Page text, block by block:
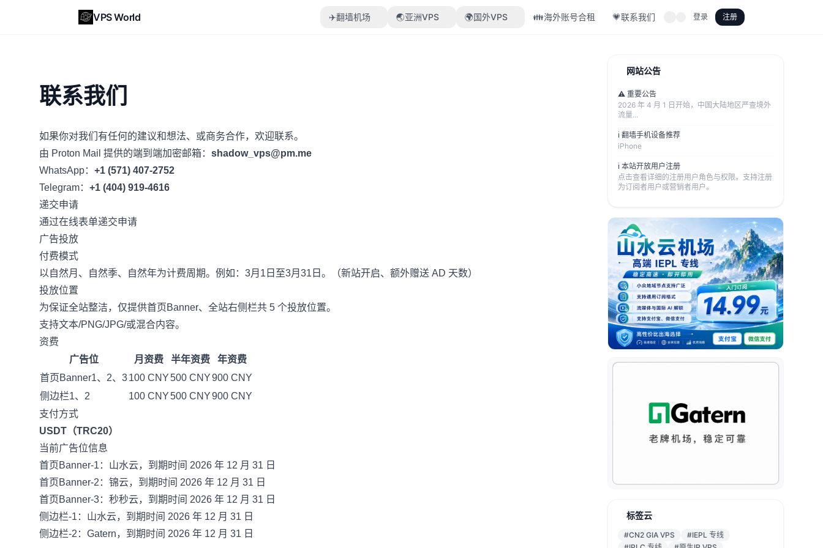
VPS World ✈️翻墙机场 🌏亚洲VPS 🌍国外VPS 👪海外账号合租 💗联系我们 登录 注册
联系我们
如果你对我们有任何的建议和想法、或商务合作，欢迎联系。
由 Proton Mail 提供的端到端加密邮箱： shadow_vps@pm.me
WhatsApp： +1 (571) 407-2752
Telegram： +1 (404) 919-4616
递交申请
通过在线表单递交申请
广告投放
付费模式
以自然月、自然季、自然年为计费周期。例如：3月1日至3月31日。（新站开启、额外赠送 AD 天数）
投放位置
为保证全站整洁，仅提供首页Banner、全站右侧栏共 5 个投放位置。
支持文本/PNG/JPG/或混合内容。
资费
广告位
月资费 半年资费
年资费
首页Banner1、2、3100 CNY500 CNY900 CNY
侧边栏1、2
100 CNY500 CNY900 CNY
支付方式
USDT（TRC20）
当前广告位信息
首页Banner-1：山水云，到期时间 2026 年 12 月 31 日
首页Banner-2：锦云，到期时间 2026 年 12 月 31 日
首页Banner-3：秒秒云，到期时间 2026 年 12 月 31 日
侧边栏-1：山水云，到期时间 2026 年 12 月 31 日
侧边栏-2：Gatern，到期时间 2026 年 12 月 31 日
网站公告
⚠️ 重要公告
2026 年 4 月 1 日开始，中国大陆地区严查境外
流量...
ℹ️ 翻墙手机设备推荐
iPhone
ℹ️ 本站开放用户注册
点击查看详细的注册用户角色与权限。支持注册
为订阅者用户或营销者用户。
标签云
#CN2 GIA VPS
#IEPL 专线